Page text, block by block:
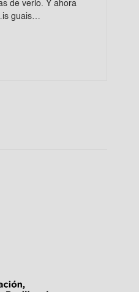
de verlo. Y ahora
guais…